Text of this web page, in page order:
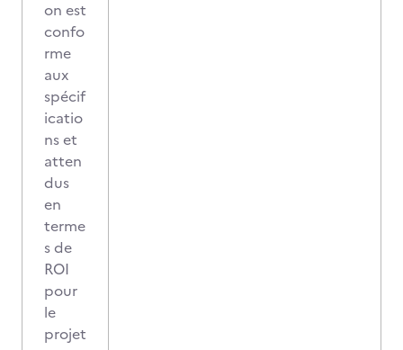
on est
confo
rme
aux
spécif
icatio
ns et
atten
dus
en
terme
s de
ROI
pour
le
projet